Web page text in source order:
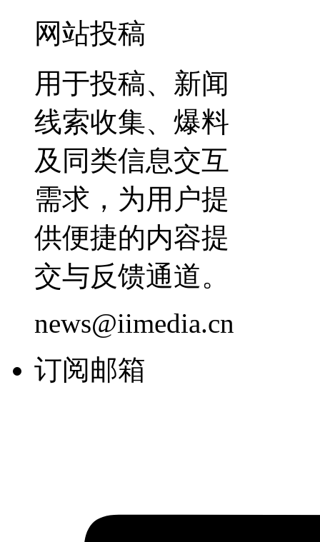
网站投稿
用于投稿、新闻
线索收集、爆料
及同类信息交互
需求，为用户提
供便捷的内容提
交与反馈通道。
news@iimedia.cn
订阅邮箱